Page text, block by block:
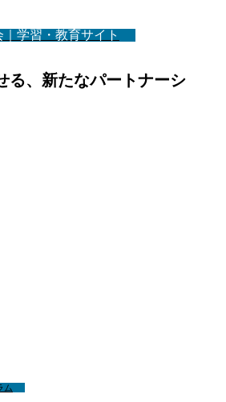
学習・教育サイト
る、新たなパートナーシ
ム